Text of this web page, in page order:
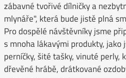
zábavné tvořivé dílničky a
mlynáře", která bude jistě plná
Pro dospělé návštěvníky jsme
s mnoha lákavými produkty, jako
perníčky, šité tašky, vinuté perly,
dřevěné hrábě, drátkované